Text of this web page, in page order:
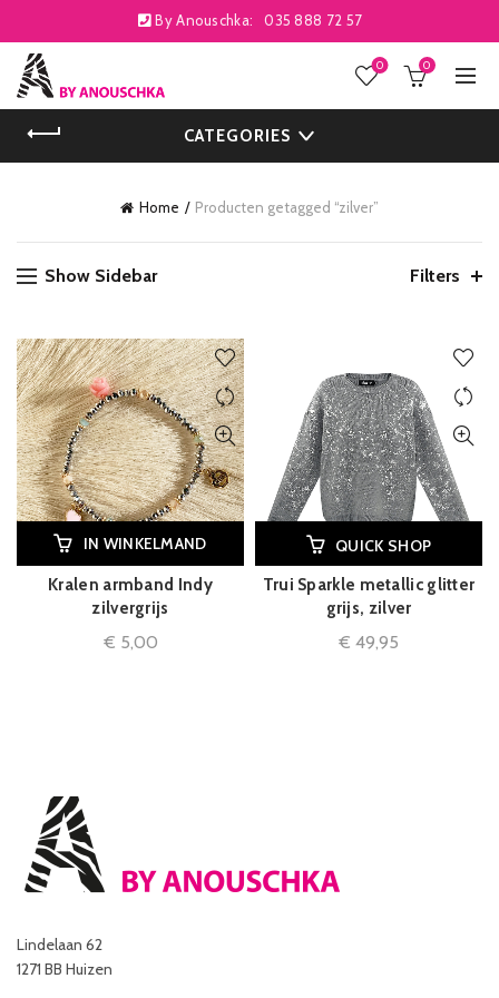
By Anouschka: 035 888 72 57
0 0
CATEGORIES
Home Producten getagged “zilver”
Show Sidebar Filters
IN WINKELMAND
Kralen armband Indy
zilvergrijs
€ 5,00
QUICK SHOP
Trui Sparkle metallic glitter
grijs, zilver
€ 49,95
Lindelaan 62
1271 BB Huizen